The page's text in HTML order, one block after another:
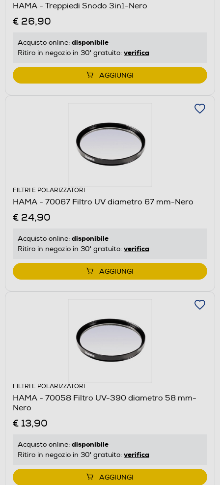
HAMA - Treppiedi Snodo 3in1-Nero
€ 26,90
Acquisto online: disponibile
Ritiro in negozio in 30' gratuito: verifica
AGGIUNGI
FILTRI E POLARIZZATORI
HAMA - 70067 Filtro UV diametro 67 mm-Nero
€ 24,90
Acquisto online: disponibile
Ritiro in negozio in 30' gratuito: verifica
AGGIUNGI
FILTRI E POLARIZZATORI
HAMA - 70058 Filtro UV-390 diametro 58 mm-
Nero
€ 13,90
Acquisto online: disponibile
Ritiro in negozio in 30' gratuito: verifica
AGGIUNGI